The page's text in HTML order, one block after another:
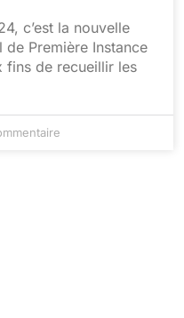
c’est la nouvelle
de Première Instance
fins de recueillir les